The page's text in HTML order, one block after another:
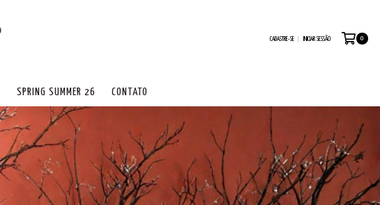
CADASTRE-SE INICIAR SESSÃO 0
SPRING SUMMER 26 CONTATO